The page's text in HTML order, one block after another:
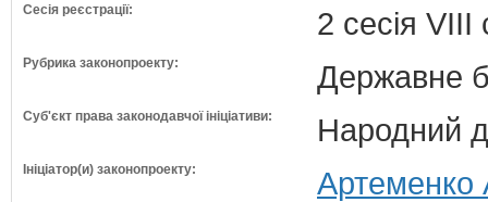
Сесія реєстрації: 2 сесія VIII
Рубрика законопроекту: Державне
Суб'єкт права законодавчої ініціативи: Народний
Ініціатор(и) законопроекту: Артеменко